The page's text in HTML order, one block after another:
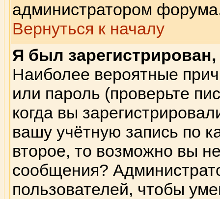
администратором
Вернуться к началу
Я был
Наиболее вероятные
или пароль (проверьте
когда вы
вашу учётную запись по
второе, то возможно вы
сообщения?
пользователей, чтобы